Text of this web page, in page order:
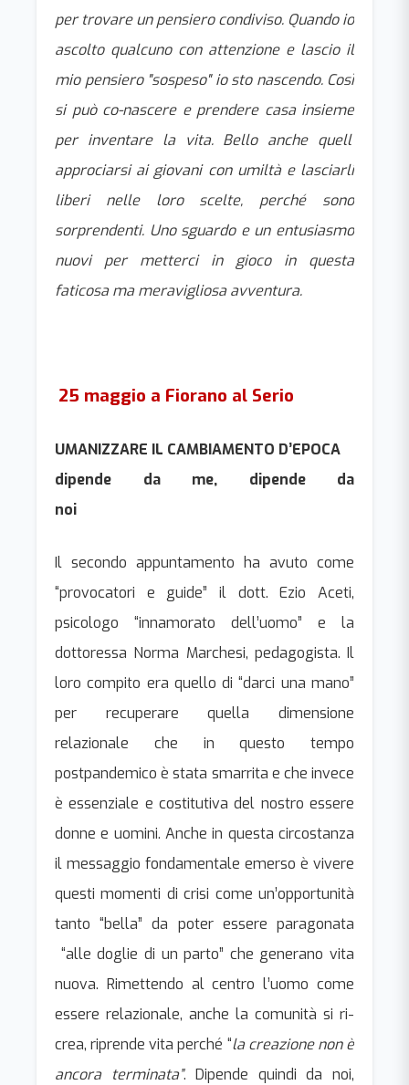
per trovare un pensiero condiviso. Quando io
ascolto qualcuno con attenzione e lascio il
mio pensiero "sospeso" io sto nascendo. Così
si può co-nascere e prendere casa insieme
per inventare la vita. Bello anche quell’
approciarsi ai giovani con umiltà e lasciarli
liberi nelle loro scelte, perché sono
sorprendenti. Uno sguardo e un entusiasmo
nuovi per metterci in gioco in questa
faticosa ma meravigliosa avventura.
25 maggio a Fiorano al Serio
UMANIZZARE IL CAMBIAMENTO D’EPOCA
dipende da me, dipende da
noi
Il secondo appuntamento ha avuto come
“provocatori e guide” il dott. Ezio Aceti,
psicologo “innamorato dell’uomo” e la
dottoressa Norma Marchesi, pedagogista. Il
loro compito era quello di “darci una mano”
per recuperare quella dimensione
relazionale che in questo tempo
postpandemico è stata smarrita e che invece
è essenziale e costitutiva del nostro essere
donne e uomini. Anche in questa circostanza
il messaggio fondamentale emerso è vivere
questi momenti di crisi come un’opportunità
tanto “bella” da poter essere paragonata
“alle doglie di un parto” che generano vita
nuova. Rimettendo al centro l’uomo come
essere relazionale, anche la comunità si ri-
crea, riprende vita perché “la creazione non è
ancora terminata”. Dipende quindi da noi,